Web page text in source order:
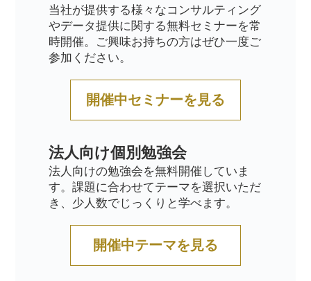
当社が提供する様々なコンサルティング
やデータ提供に関する無料セミナーを常
時開催。ご興味お持ちの方はぜひ一度ご
参加ください。
開催中セミナーを見る
法人向け個別勉強会
法人向けの勉強会を無料開催していま
す。課題に合わせてテーマを選択いただ
き、少人数でじっくりと学べます。
開催中テーマを見る